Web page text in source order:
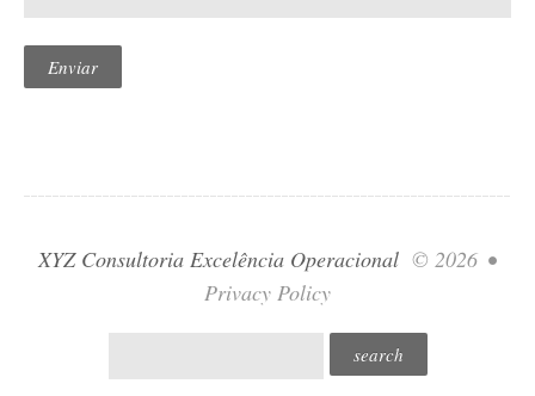
XYZ Consultoria Excelência Operacional © 2026 •
Privacy Policy